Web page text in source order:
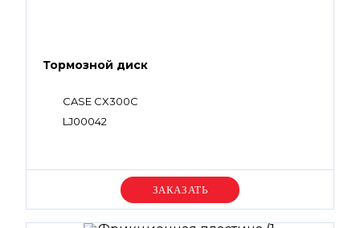
Тормозной диск
CASE CX300C
LJ00042
Уточняйте цену